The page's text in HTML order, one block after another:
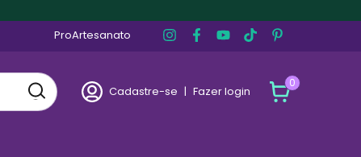
ProArtesanato
Cadastre-se | Fazer login
0